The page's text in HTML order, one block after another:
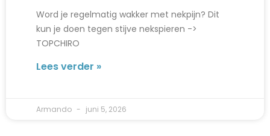
Word je regelmatig wakker met nekpijn? Dit
kun je doen tegen stijve nekspieren ->
TOPCHIRO
Lees verder »
Armando juni 5, 2026